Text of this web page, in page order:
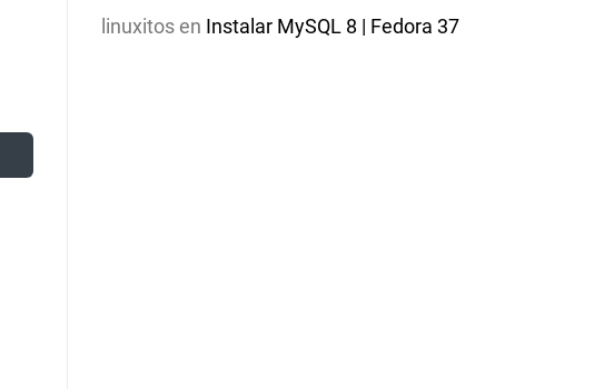
linuxitosen Instalar MySQL 8 | Fedora 37